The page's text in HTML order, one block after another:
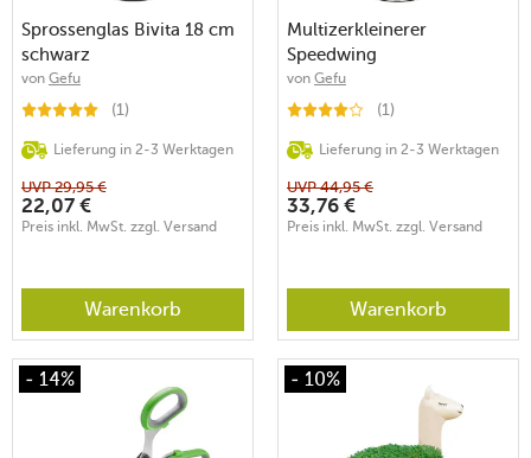
Sprossenglas Bivita 18 cm
schwarz
von Gefu
(1)
Lieferung in 2-3 Werktagen
UVP29,95 €
22,07 €
Preis inkl. MwSt. zzgl. Versand
Warenkorb
Multizerkleinerer
Speedwing
von Gefu
(1)
Lieferung in 2-3 Werktagen
UVP44,95 €
33,76 €
Preis inkl. MwSt. zzgl. Versand
Warenkorb
- 14% - 10%